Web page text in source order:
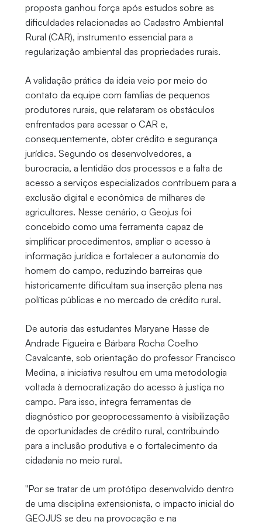
proposta ganhou força após estudos sobre as
dificuldades relacionadas ao Cadastro Ambiental
Rural (CAR), instrumento essencial para a
regularização ambiental das propriedades rurais.
A validação prática da ideia veio por meio do
contato da equipe com famílias de pequenos
produtores rurais, que relataram os obstáculos
enfrentados para acessar o CAR e,
consequentemente, obter crédito e segurança
jurídica. Segundo os desenvolvedores, a
burocracia, a lentidão dos processos e a falta de
acesso a serviços especializados contribuem para a
exclusão digital e econômica de milhares de
agricultores. Nesse cenário, o Geojus foi
concebido como uma ferramenta capaz de
simplificar procedimentos, ampliar o acesso à
informação jurídica e fortalecer a autonomia do
homem do campo, reduzindo barreiras que
historicamente dificultam sua inserção plena nas
políticas públicas e no mercado de crédito rural.
De autoria das estudantes Maryane Hasse de
Andrade Figueira e Bárbara Rocha Coelho
Cavalcante, sob orientação do professor Francisco
Medina, a iniciativa resultou em uma metodologia
voltada à democratização do acesso à justiça no
campo. Para isso, integra ferramentas de
diagnóstico por geoprocessamento à visibilização
de oportunidades de crédito rural, contribuindo
para a inclusão produtiva e o fortalecimento da
cidadania no meio rural.
"Por se tratar de um protótipo desenvolvido dentro
de uma disciplina extensionista, o impacto inicial do
GEOJUS se deu na provocação e na